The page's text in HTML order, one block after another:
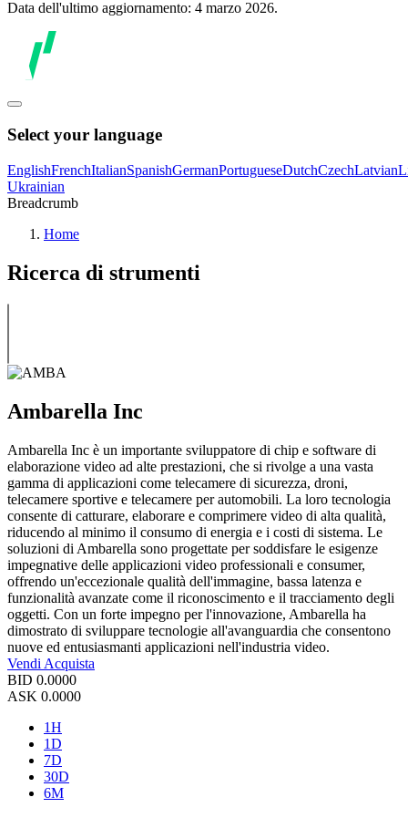
Data dell'ultimo aggiornamento: 4 marzo 2026.
Select your language
EnglishFrenchItalianSpanishGermanPortugueseDutchCzechLatvian
Ukrainian
Breadcrumb
Home
Ricerca di strumenti
Ambarella Inc
Ambarella Inc è un importante sviluppatore di chip e software di
elaborazione video ad alte prestazioni, che si rivolge a una vasta
gamma di applicazioni come telecamere di sicurezza, droni,
telecamere sportive e telecamere per automobili. La loro tecnologia
consente di catturare, elaborare e comprimere video di alta qualità,
riducendo al minimo il consumo di energia e i costi di sistema. Le
soluzioni di Ambarella sono progettate per soddisfare le esigenze
impegnative delle applicazioni video professionali e consumer,
offrendo un'eccezionale qualità dell'immagine, bassa latenza e
funzionalità avanzate come il riconoscimento e il tracciamento degli
oggetti. Con un forte impegno per l'innovazione, Ambarella ha
dimostrato di sviluppare tecnologie all'avanguardia che consentono
nuove ed entusiasmanti applicazioni nell'industria video.
Vendi Acquista
BID 0.0000
ASK 0.0000
1H
1D
7D
30D
6M